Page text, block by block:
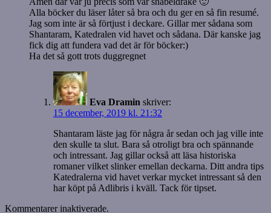
Alla böcker du läser låter så bra och du ger en så fin resumé.
Jag som inte är så förtjust i deckare. Gillar mer sådana som
Shantaram, Katedralen vid havet och sådana. Där kanske jag
fick dig att fundera vad det är för böcker:)
Ha det så gott trots duggregnet
Eva Dramin skriver:
15 december, 2019 kl. 21:32
Shantaram läste jag för några år sedan och jag ville inte
den skulle ta slut. Bara så otroligt bra och spännande
och intressant. Jag gillar också att läsa historiska
romaner vilket slinker emellan deckarna. Ditt andra tips
Katedralerna vid havet verkar mycket intressant så den
har köpt på Adlibris i kväll. Tack för tipset.
Kommentarer inaktiverade.